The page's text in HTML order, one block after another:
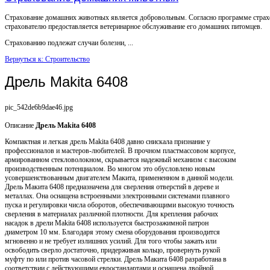
Страхование домашних животных является добровольным. Согласно программе
страхователю предоставляется ветеринарное обслуживание его домашних питомцев.
Страхованию подлежат случаи болезни, ...
Вернуться к: Строительство
Дрель Makita 6408
pic_542de6b9dae46.jpg
Описание Дрель Makita 6408
Компактная и легкая дрель Makita 6408 давно снискала признание у
профессионалов и мастеров-любителей. В прочном пластмассовом корпусе,
армированном стекловолокном, скрывается надежный механизм с высоким
производственным потенциалом. Во многом это обусловлено новым
усовершенствованным двигателем Макита, примененном в данной модели.
Дрель Макита 6408 предназначена для сверления отверстий в дереве и
металлах. Она оснащена встроенными электронными системами плавного
пуска и регулировки числа оборотов, обеспечивающими высокую точность
сверления в материалах различной плотности. Для крепления рабочих
насадок в дрели Makita 6408 используется быстрозажимной патрон
диаметром 10 мм. Благодаря этому смена оборудования производится
мгновенно и не требует излишних усилий. Для того чтобы зажать или
освободить сверло достаточно, придерживая кольцо, провернуть рукой
муфту по или против часовой стрелки. Дрель Макита 6408 разработана в
соответствии с действующими евростандартами и оснащена двойной